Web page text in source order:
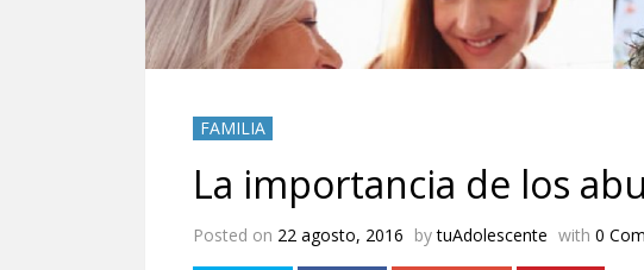
FAMILIA
La importancia de los
Posted on 22 agosto, 2016 bytuAdolescente with 0